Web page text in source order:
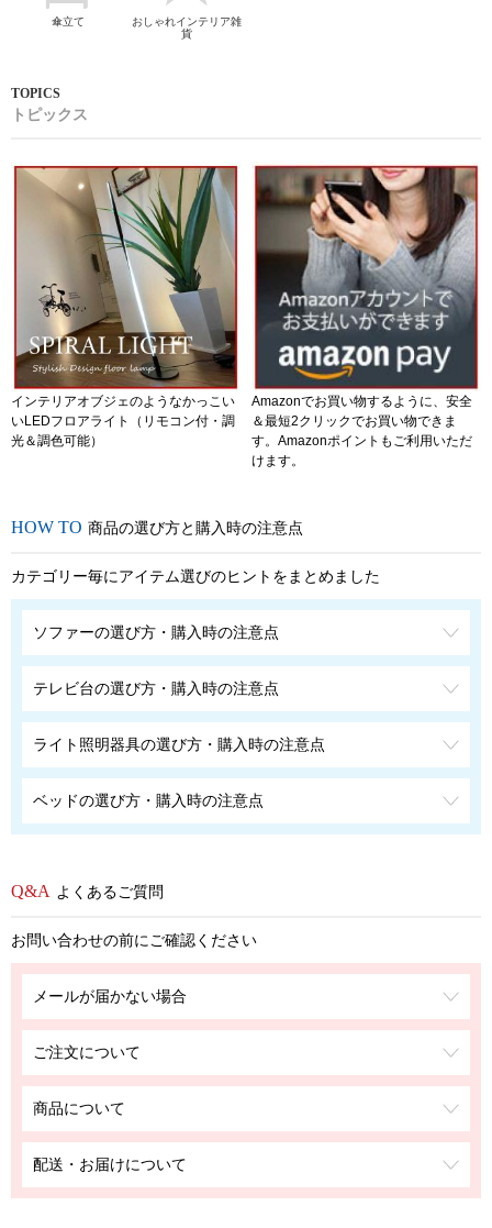
傘立て
おしゃれインテリア雑
貨
トピックス
インテリアオブジェのようなかっこい
いLEDフロアライト（リモコン付・調
光＆調色可能）
Amazonでお買い物するように、安全
＆最短2クリックでお買い物できま
す。Amazonポイントもご利用いただ
けます。
商品の選び方と購入時の注意点
カテゴリー毎にアイテム選びのヒントをまとめました
ソファーの選び方・購入時の注意点
テレビ台の選び方・購入時の注意点
ライト照明器具の選び方・購入時の注意点
ベッドの選び方・購入時の注意点
よくあるご質問
お問い合わせの前にご確認ください
メールが届かない場合
ご注文について
商品について
配送・お届けについて